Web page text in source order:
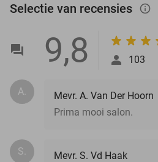
Selectie van recensies info_outlined
9,8 103
A.
Mevr. A. Van Der Hoorn
Prima mooi salon.
S.
Mevr. S. Vd Haak